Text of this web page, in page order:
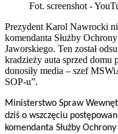
Fot. screenshot -
Prezydent Karol Nawrocki
komendanta Służby
Jaworskiego. Ten został
kradzieży auta sprzed domu
donosiły media – szef
SOP-u”.
Ministerstwo Spraw
dziś o wszczęciu
komendanta Służby